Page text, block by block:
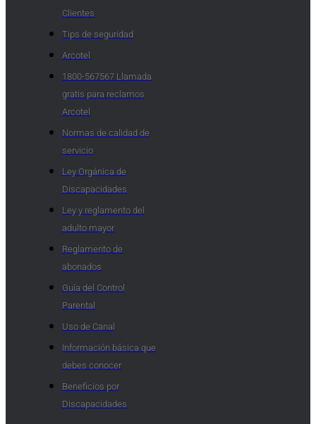
Clientes
Tips de seguridad
Arcotel
1800-567567 Llamada
gratis para reclamos
Arcotel
Normas de calidad de
servicio
Ley Orgánica de
Discapacidades
Ley y reglamento del
adulto mayor
Reglamento de
abonados
Guía del Control
Parental
Uso de Canal
Información básica que
debes conocer
Beneficios por
Discapacidades​